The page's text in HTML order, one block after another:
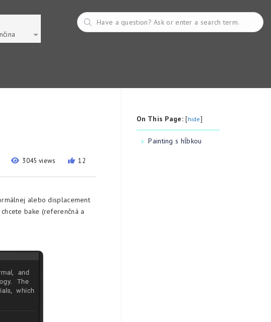
3045 views 12
alebo displacement
bake (referenčná a
On This Page:[hide]
Painting s hĺbkou